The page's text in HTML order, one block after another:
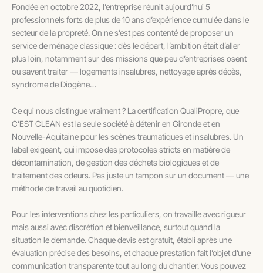
Fondée en octobre 2022, l’entreprise réunit aujourd’hui 5
professionnels forts de plus de 10 ans d’expérience cumulée dans le
secteur de la propreté. On ne s’est pas contenté de proposer un
service de ménage classique : dès le départ, l’ambition était d’aller
plus loin, notamment sur des missions que peu d’entreprises osent
ou savent traiter — logements insalubres, nettoyage après décès,
syndrome de Diogène…
Ce qui nous distingue vraiment ? La certification QualiPropre, que
C’EST CLEAN est la seule société à détenir en Gironde et en
Nouvelle-Aquitaine pour les scènes traumatiques et insalubres. Un
label exigeant, qui impose des protocoles stricts en matière de
décontamination, de gestion des déchets biologiques et de
traitement des odeurs. Pas juste un tampon sur un document — une
méthode de travail au quotidien.
Pour les interventions chez les particuliers, on travaille avec rigueur
mais aussi avec discrétion et bienveillance, surtout quand la
situation le demande. Chaque devis est gratuit, établi après une
évaluation précise des besoins, et chaque prestation fait l’objet d’une
communication transparente tout au long du chantier. Vous pouvez